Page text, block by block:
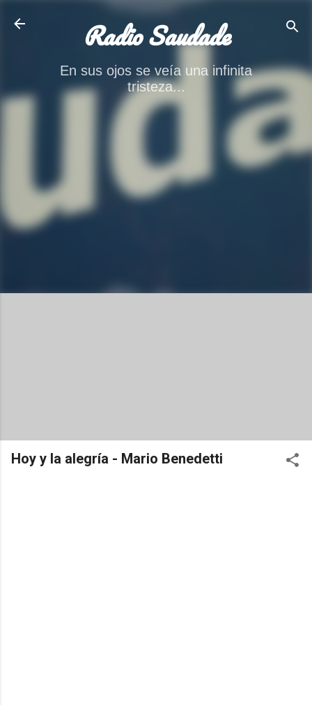
Radio Saudade
En sus ojos se veía una infinita
tristeza...
Hoy y la alegría - Mario Benedetti